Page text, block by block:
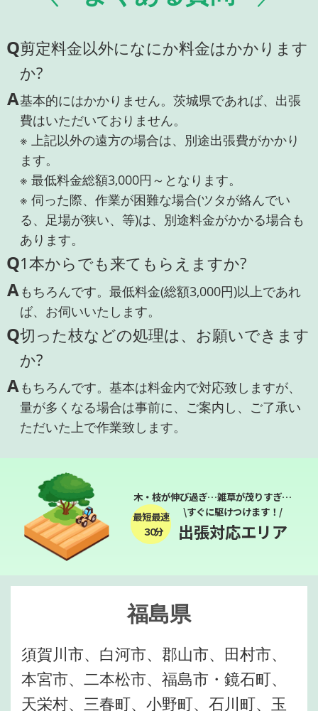
Q剪定料金以外になにか料金はかかります
か?
A基本的にはかかりません。茨城県であれば、出張
費はいただいておりません。
※ 上記以外の遠方の場合は、別途出張費がかかり
ます。
※ 最低料金総額3,000円～となります。
※ 伺った際、作業が困難な場合(ツタが絡んでい
る、足場が狭い、等)は、別途料金がかかる場合も
あります。
Q1本からでも来てもらえますか?
Aもちろんです。最低料金(総額3,000円)以上であれ
ば、お伺いいたします。
Q切った枝などの処理は、お願いできます
か?
Aもちろんです。基本は料金内で対応致しますが、
量が多くなる場合は事前に、ご案内し、ご了承い
ただいた上で作業致します。
木・枝が伸び過ぎ…雑草が茂りすぎ…
最短最速
３０分
\すぐに駆けつけます！/
出張対応エリア
福島県
須賀川市、白河市、郡山市、田村市、
本宮市、二本松市、福島市・鏡石町、
天栄村、三春町、小野町、石川町、玉